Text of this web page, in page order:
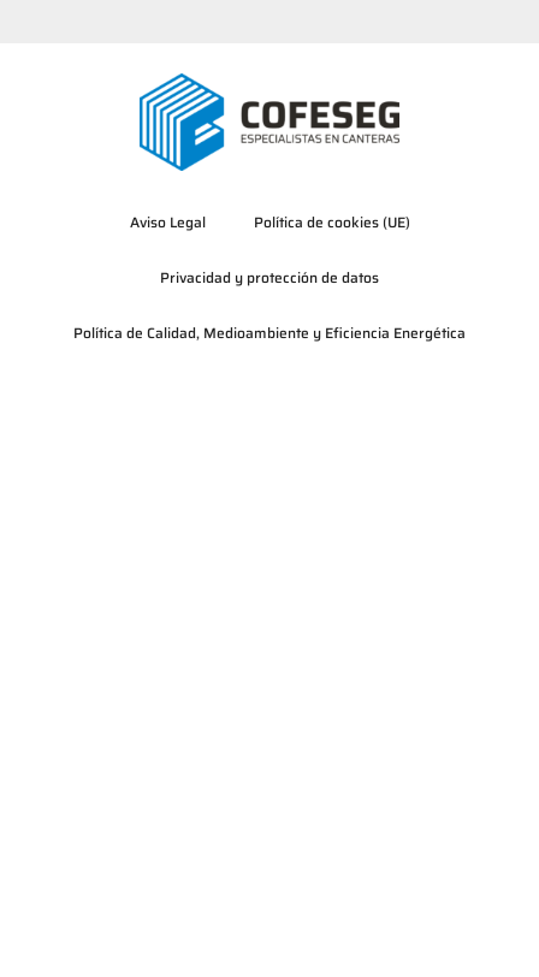
Aviso Legal Política de cookies (UE)
Privacidad y protección de datos
Política de Calidad, Medioambiente y Eficiencia Energética